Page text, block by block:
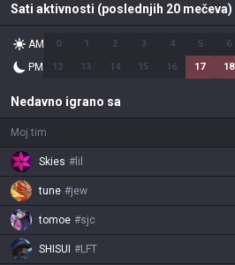
Sati aktivnosti (poslednjih 20 mečeva)
AM 0 1 2 3 4 5 6
PM 12 13 14 15 16 17 18
Nedavno igrano sa
Moj tim
Skies # lil
tune #jew
tomoe #sjc
SHISUI #LFT